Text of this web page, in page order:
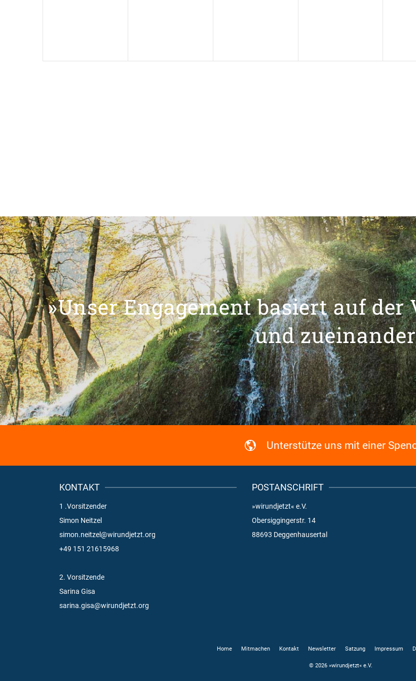
»Unser Engagement basiert auf
und
Unterstütze uns mit einer
KONTAKT
1 .Vorsitzender
Simon Neitzel
simon.neitzel@wirundjetzt.org
+49 151 21615968
2. Vorsitzende
Sarina Gisa
sarina.gisa@wirundjetzt.org
POSTANSCHRIFT
»wirundjetzt« e.V.
Obersiggingerstr. 14
88693 Deggenhausertal
Home Mitmachen Kontakt Newsletter Satzung Impressum
© 2026 »wirundjetzt« e.V.